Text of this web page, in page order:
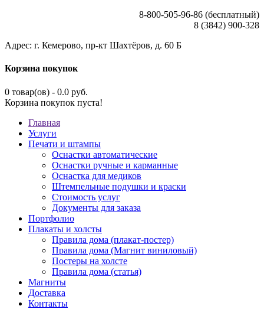
8-800-505-96-86 (бесплатный)
8 (3842) 900-328
Адрес: г. Кемерово, пр-кт Шахтёров, д. 60 Б
Корзина покупок
0 товар(ов) - 0.0 руб.
Корзина покупок пуста!
Главная
Услуги
Печати и штампы
Оснастки автоматические
Оснастки ручные и карманные
Оснастка для медиков
Штемпельные подушки и краски
Стоимость услуг
Документы для заказа
Портфолио
Плакаты и холсты
Правила дома (плакат-постер)
Правила дома (Магнит виниловый)
Постеры на холсте
Правила дома (статья)
Магниты
Доставка
Контакты